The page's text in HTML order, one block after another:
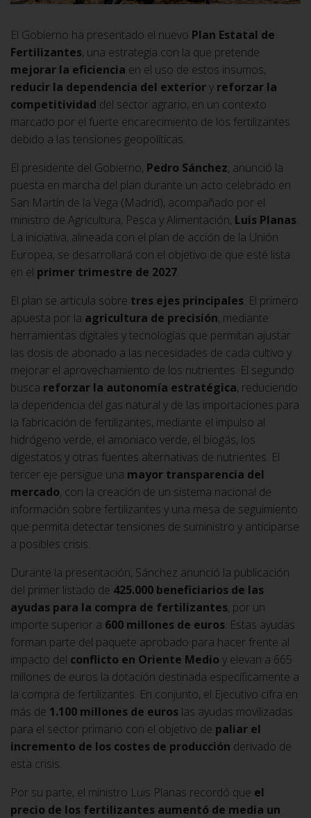
El Gobierno ha presentado el nuevo Plan Estatal de
Fertilizantes, una estrategia con la que pretende
mejorar la eficiencia en el uso de estos insumos,
reducir la dependencia del exteriory reforzar la
competitividad del sector agrario, en un contexto
marcado por el fuerte encarecimiento de los fertilizantes
debido a las tensiones geopolíticas.
El presidente del Gobierno, Pedro Sánchez, anunció la
puesta en marcha del plan durante un acto celebrado en
San Martín de la Vega (Madrid), acompañado por el
ministro de Agricultura, Pesca y Alimentación, Luis Planas.
La iniciativa, alineada con el plan de acción de la Unión
Europea, se desarrollará con el objetivo de que esté lista
en el primer trimestre de 2027.
El plan se articula sobre tres ejes principales. El primero
apuesta por la agricultura de precisión, mediante
herramientas digitales y tecnologías que permitan ajustar
las dosis de abonado a las necesidades de cada cultivo y
mejorar el aprovechamiento de los nutrientes. El segundo
busca reforzar la autonomía estratégica, reduciendo
la dependencia del gas natural y de las importaciones para
la fabricación de fertilizantes, mediante el impulso al
hidrógeno verde, el amoniaco verde, el biogás, los
digestatos y otras fuentes alternativas de nutrientes. El
tercer eje persigue una mayor transparencia del
mercado, con la creación de un sistema nacional de
información sobre fertilizantes y una mesa de seguimiento
que permita detectar tensiones de suministro y anticiparse
a posibles crisis.
Durante la presentación, Sánchez anunció la publicación
del primer listado de 425.000 beneficiarios de las
ayudas para la compra de fertilizantes, por un
importe superior a 600 millones de euros. Estas ayudas
forman parte del paquete aprobado para hacer frente al
impacto del conflicto en Oriente Medio y elevan a 665
millones de euros la dotación destinada específicamente a
la compra de fertilizantes. En conjunto, el Ejecutivo cifra en
más de 1.100 millones de euros las ayudas movilizadas
para el sector primario con el objetivo de paliar el
incremento de los costes de producción derivado de
esta crisis.
Por su parte, el ministro Luis Planas recordó que el
precio de los fertilizantes aumentó de media un